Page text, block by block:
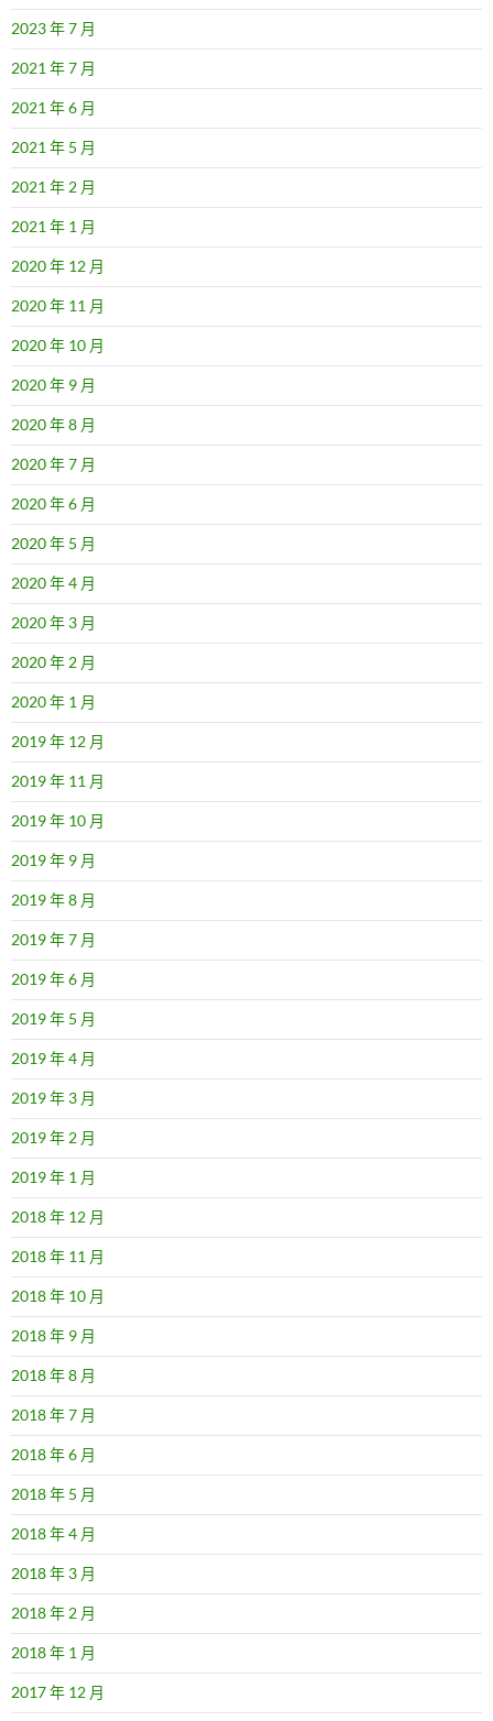
2023 年 7 月
2021 年 7 月
2021 年 6 月
2021 年 5 月
2021 年 2 月
2021 年 1 月
2020 年 12 月
2020 年 11 月
2020 年 10 月
2020 年 9 月
2020 年 8 月
2020 年 7 月
2020 年 6 月
2020 年 5 月
2020 年 4 月
2020 年 3 月
2020 年 2 月
2020 年 1 月
2019 年 12 月
2019 年 11 月
2019 年 10 月
2019 年 9 月
2019 年 8 月
2019 年 7 月
2019 年 6 月
2019 年 5 月
2019 年 4 月
2019 年 3 月
2019 年 2 月
2019 年 1 月
2018 年 12 月
2018 年 11 月
2018 年 10 月
2018 年 9 月
2018 年 8 月
2018 年 7 月
2018 年 6 月
2018 年 5 月
2018 年 4 月
2018 年 3 月
2018 年 2 月
2018 年 1 月
2017 年 12 月